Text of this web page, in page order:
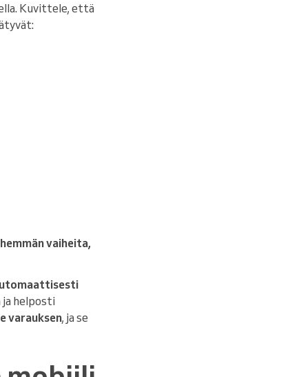
Kuvittele, että
vaiheita,
ja helposti
varauksen, ja se